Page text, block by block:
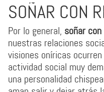
SOÑAR CON
Por lo general, soñar
nuestras relaciones
visiones oníricas
actividad social muy
una personalidad